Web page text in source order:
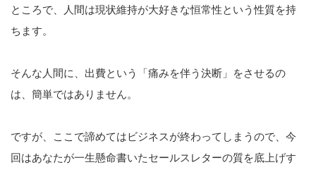
ところで、人間は現状維持が大好きな恒常性という性質を持
ちます。
そんな人間に、出費という「痛みを伴う決断」をさせるの
は、簡単ではありません。
ですが、ここで諦めてはビジネスが終わってしまうので、今
回はあなたが一生懸命書いたセールスレターの質を底上げす